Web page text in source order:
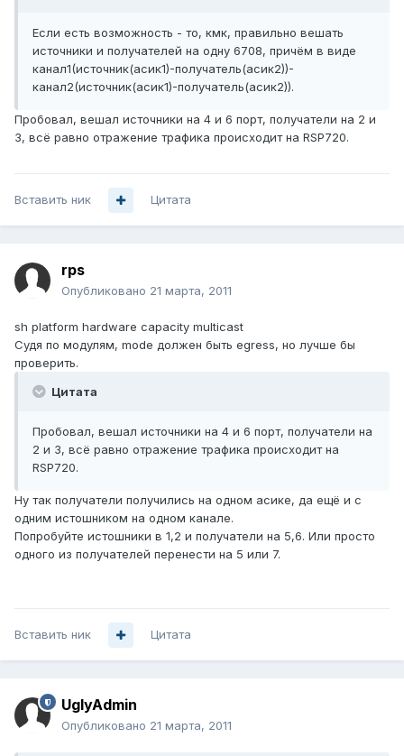
Если есть возможность - то, кмк, правильно вешать
источники и получателей на одну 6708, причём в виде
канал1(источник(асик1)-получатель(асик2))-
канал2(источник(асик1)-получатель(асик2)).
Пробовал, вешал источники на 4 и 6 порт, получатели на 2 и
3, всё равно отражение трафика происходит на RSP720.
Вставить ник Цитата
rps
Опубликовано 21 марта, 2011
sh platform hardware capacity multicast
Судя по модулям, mode должен быть egress, но лучше бы
проверить.
Цитата
Пробовал, вешал источники на 4 и 6 порт, получатели на
2 и 3, всё равно отражение трафика происходит на
RSP720.
Ну так получатели получились на одном асике, да ещё и с
одним истошником на одном канале.
Попробуйте истошники в 1,2 и получатели на 5,6. Или просто
одного из получателей перенести на 5 или 7.
Вставить ник Цитата
UglyAdmin
Опубликовано 21 марта, 2011